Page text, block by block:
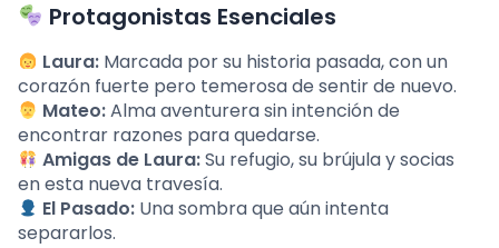
Protagonistas Esenciales
Laura: Marcada por su historia pasada, con un
corazón fuerte pero temerosa de sentir de nuevo.
Mateo:Alma aventurera sin intención de
encontrar razones para quedarse.
Amigas de Laura:Su refugio, su brújula y socias
en esta nueva travesía.
El Pasado: Una sombra que aún intenta
separarlos.